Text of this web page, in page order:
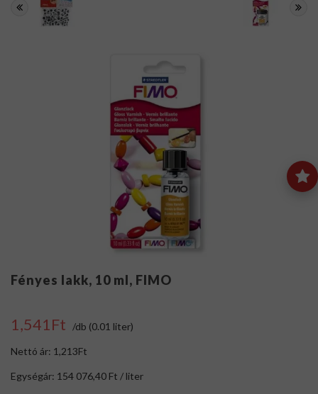
Fényes lakk, 10 ml, FIMO
1,541Ft /db (0.01 liter)
Nettó ár: 1,213Ft
Egységár: 154 076,40 Ft / liter